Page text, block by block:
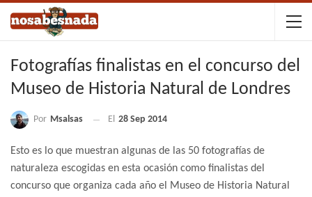
Fotografías finalistas en el concurso del
Museo de Historia Natural de Londres
Por Msalsas El 28 Sep 2014
Esto es lo que muestran algunas de las 50 fotografías de
naturaleza escogidas en esta ocasión como finalistas del
concurso que organiza cada año el Museo de Historia Natural